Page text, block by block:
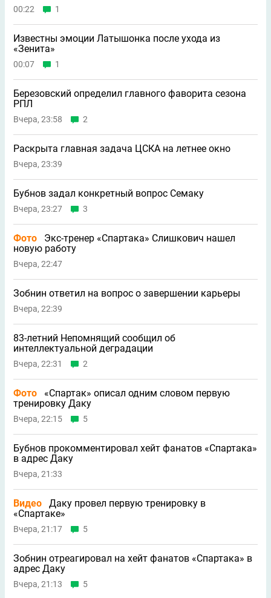
00:22 1
Известны эмоции Латышонка после ухода из
«Зенита»
00:07 1
Березовский определил главного фаворита сезона
РПЛ
Вчера, 23:58 2
Раскрыта главная задача ЦСКА на летнее окно
Вчера, 23:39
Бубнов задал конкретный вопрос Семаку
Вчера, 23:27 3
Фото
Экс-тренер «Спартака» Слишкович нашел
новую работу
Вчера, 22:47
Зобнин ответил на вопрос о завершении карьеры
Вчера, 22:39
83-летний Непомнящий сообщил об
интеллектуальной деградации
Вчера, 22:31 2
Фото
«Спартак» описал одним словом первую
тренировку Даку
Вчера, 22:15 5
Бубнов прокомментировал хейт фанатов «Спартака»
в адрес Даку
Вчера, 21:33
Видео
Даку провел первую тренировку в
«Спартаке»
Вчера, 21:17 5
Зобнин отреагировал на хейт фанатов «Спартака» в
адрес Даку
Вчера, 21:13 5